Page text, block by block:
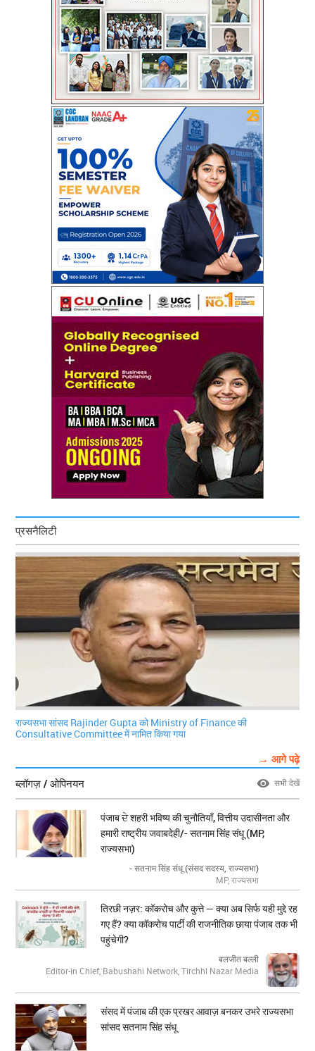
प्रसनैलिटी
राज्यसभा सांसद Rajinder Gupta को Ministry of Finance की
Consultative Committee में नामित किया गया
→ आगे पढ़े
ब्लॉगज़ / ओपिनयन
सभी देखें
पंजाब ਦੇ शहरी भविष्य की चुनौतियाँ, वित्तीय उदासीनता और
हमारी राष्ट्रीय जवाबदेही/- सतनाम सिंह संधू (MP,
राज्यसभा)
- सतनाम सिंह संधू (संसद सदस्य, राज्यसभा)
MP, राज्यसभा
तिरछी नज़र: कॉकरोच और कुत्ते — क्या अब सिर्फ यही मुद्दे रह
गए हैं? क्या कॉकरोच पार्टी की राजनीतिक छाया पंजाब तक भी
पहुंचेगी?
बलजीत बल्ली
Editor-in Chief, Babushahi Network, Tirchhi Nazar Media
संसद में पंजाब की एक प्रखर आवाज़ बनकर उभरे राज्यसभा
सांसद सतनाम सिंह संधू